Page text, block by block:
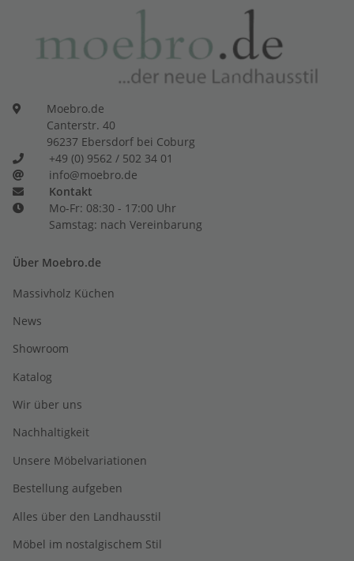
Moebro.de
Canterstr. 40
96237 Ebersdorf bei Coburg
+49 (0) 9562 / 502 34 01
info@moebro.de
Kontakt
Mo-Fr: 08:30 - 17:00 Uhr
Samstag: nach Vereinbarung
Über Moebro.de
Massivholz Küchen
News
Showroom
Katalog
Wir über uns
Nachhaltigkeit
Unsere Möbelvariationen
Bestellung aufgeben
Alles über den Landhausstil
Möbel im nostalgischem Stil